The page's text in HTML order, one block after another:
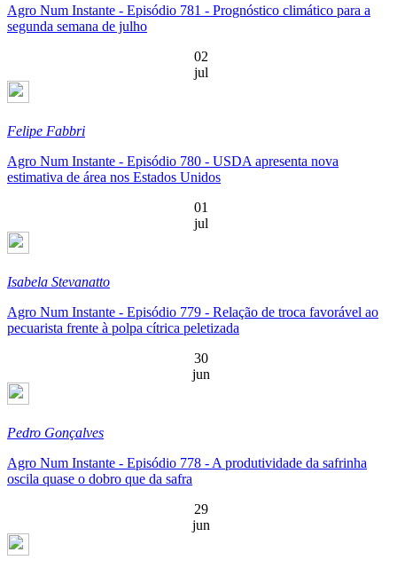
Agro Num Instante - Episódio 781 - Prognóstico climático para a
segunda semana de julho
02
jul
Felipe Fabbri
Agro Num Instante - Episódio 780 - USDA apresenta nova
estimativa de área nos Estados Unidos
01
jul
Isabela Stevanatto
Agro Num Instante - Episódio 779 - Relação de troca favorável ao
pecuarista frente à polpa cítrica peletizada
30
jun
Pedro Gonçalves
Agro Num Instante - Episódio 778 - A produtividade da safrinha
oscila quase o dobro que da safra
29
jun